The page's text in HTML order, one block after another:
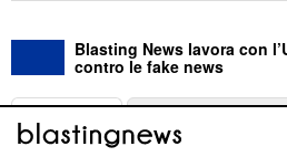
Blasting News lavora con
contro le fake news
ABOUT